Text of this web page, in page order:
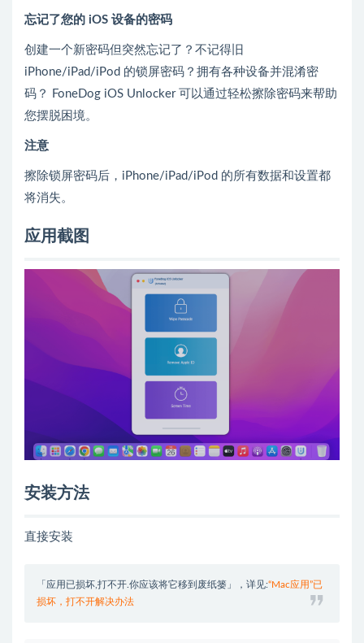
忘记了您的 iOS 设备的密码
创建一个新密码但突然忘记了？不记得旧
iPhone/iPad/iPod 的锁屏密码？拥有各种设备并混淆密
码？ FoneDog iOS Unlocker 可以通过轻松擦除密码来帮助
您摆脱困境。
注意
擦除锁屏密码后，iPhone/iPad/iPod 的所有数据和设置都
将消失。
应用截图
安装方法
直接安装
「应用已损坏,打不开.你应该将它移到废纸篓」，详见:“Mac应用”已
损坏，打不开解决办法